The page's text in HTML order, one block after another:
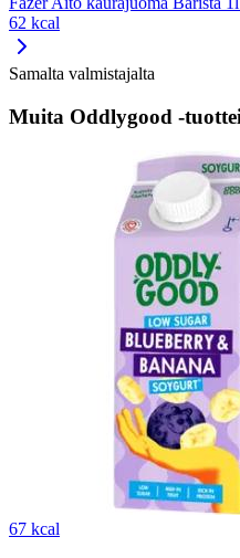
62 kcal
Samalta valmistajalta
Muita Oddlygood -
67 kcal